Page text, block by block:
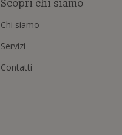
Scopri chi siamo
Chi siamo
Servizi
Contatti